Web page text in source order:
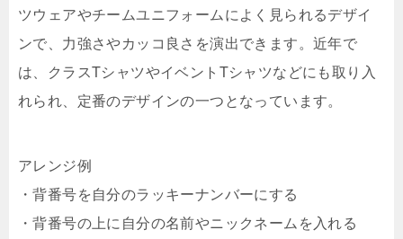
ツウェアやチームユニフォームによく見られるデザイ
ンで、力強さやカッコ良さを演出できます。近年で
は、クラスTシャツやイベントTシャツなどにも取り入
れられ、定番のデザインの一つとなっています。
アレンジ例
・背番号を自分のラッキーナンバーにする
・背番号の上に自分の名前やニックネームを入れる